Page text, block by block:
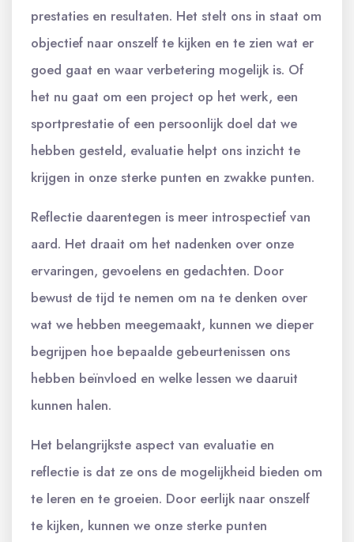
prestaties en resultaten. Het stelt ons in staat om
objectief naar onszelf te kijken en te zien wat er
goed gaat en waar verbetering mogelijk is. Of
het nu gaat om een project op het werk, een
sportprestatie of een persoonlijk doel dat we
hebben gesteld, evaluatie helpt ons inzicht te
krijgen in onze sterke punten en zwakke punten.
Reflectie daarentegen is meer introspectief van
aard. Het draait om het nadenken over onze
ervaringen, gevoelens en gedachten. Door
bewust de tijd te nemen om na te denken over
wat we hebben meegemaakt, kunnen we dieper
begrijpen hoe bepaalde gebeurtenissen ons
hebben beïnvloed en welke lessen we daaruit
kunnen halen.
Het belangrijkste aspect van evaluatie en
reflectie is dat ze ons de mogelijkheid bieden om
te leren en te groeien. Door eerlijk naar onszelf
te kijken, kunnen we onze sterke punten